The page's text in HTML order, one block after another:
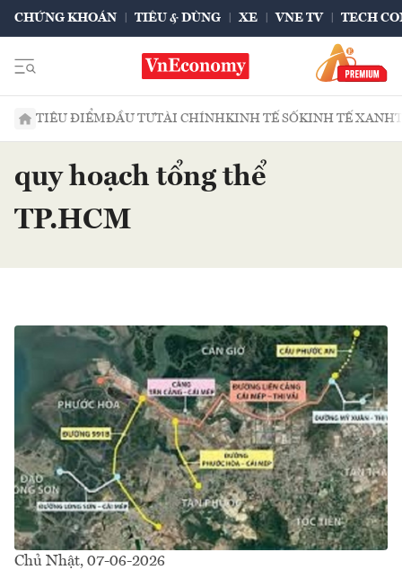
CHỨNG KHOÁN TIÊU & DÙNG XE VNE TV TECH
TIÊU ĐIỂMĐẦU TƯTÀI CHÍNHKINH TẾ SỐKINH TẾ XANH
quy hoạch tổng thể
TP.HCM
Chủ Nhật, 07-06-2026